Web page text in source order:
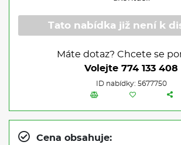
Tato nabídka již není k
Máte dotaz? Chcete se
Volejte 774 133 408
ID nabídky: 5677750
Cena obsahuje: